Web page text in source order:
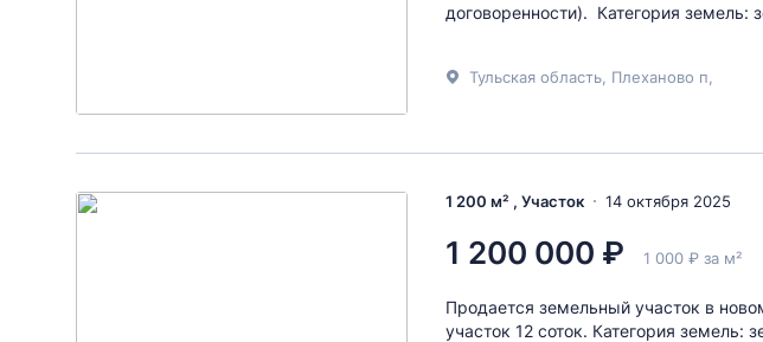
договоренности). Категория земель:
Тульская область, Плеханово п,
1 200 м² , Участок 14 октября 2025
1 200 000 ₽ 1 000 ₽ за м²
Продается земельный участок в
участок 12 соток. Категория земель: